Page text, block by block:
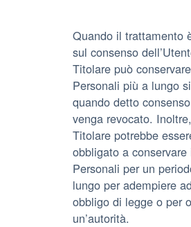
Quando il trattamento
sul consenso
Titolare può
Personali più a lungo
quando detto
venga revocato.
Titolare potrebbe
obbligato a conservare
Personali per un
lungo per adempiere
obbligo di legge o per
un’autorità.